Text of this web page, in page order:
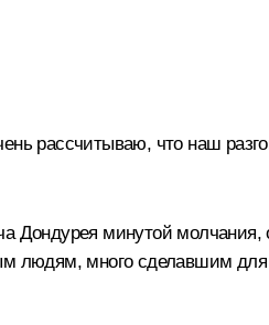
рассчитываю, что наш
Дондурея минутой молчания,
людям, много сделавшим